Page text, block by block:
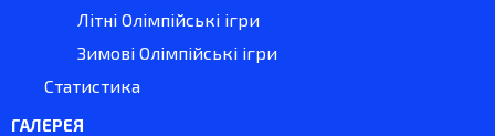
Літні Олімпійські ігри
Зимові Олімпійські ігри
Статистика
ГАЛЕРЕЯ